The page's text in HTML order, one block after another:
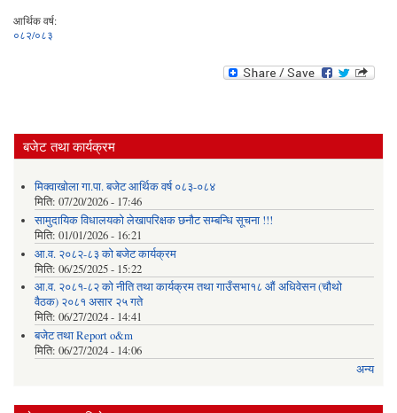
आर्थिक वर्ष:
०८२/०८३
बजेट तथा कार्यक्रम
मिक्वाखोला गा.पा. बजेट आर्थिक वर्ष ०८३-०८४
मिति: 07/20/2026 - 17:46
सामुदायिक विधालयको लेखापरिक्षक छनौट सम्बन्धि सूचना !!!
मिति: 01/01/2026 - 16:21
आ.व. २०८२-८३ को बजेट कार्यक्रम
मिति: 06/25/2025 - 15:22
आ.व. २०८१-८२ को नीति तथा कार्यक्रम तथा गाउँसभा१८ औं अधिवेसन (चौथो
वैठक) २०८१ असार २५ गते
मिति: 06/27/2024 - 14:41
बजेट तथा Report o&m
मिति: 06/27/2024 - 14:06
अन्य